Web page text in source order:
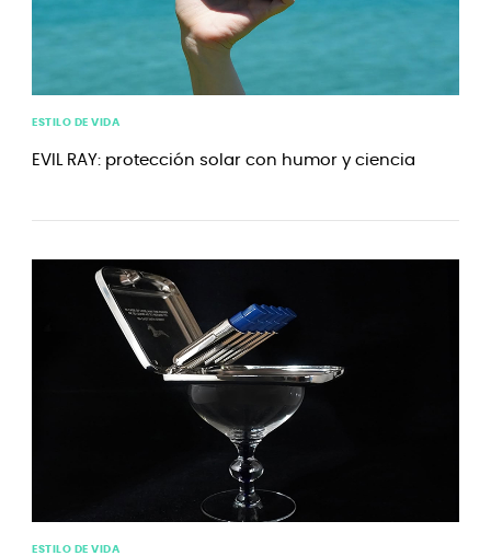
ESTILO DE VIDA
EVIL RAY: protección solar con humor y ciencia
ESTILO DE VIDA